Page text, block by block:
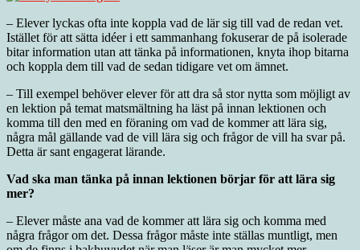
– Elever lyckas ofta inte koppla vad de lär sig till vad de redan vet.
Istället för att sätta idéer i ett sammanhang fokuserar de på isolerade
bitar information utan att tänka på informationen, knyta ihop bitarna
och koppla dem till vad de sedan tidigare vet om ämnet.
– Till exempel behöver elever för att dra så stor nytta som möjligt av
en lektion på temat matsmältning ha läst på innan lektionen och
komma till den med en föraning om vad de kommer att lära sig,
några mål gällande vad de vill lära sig och frågor de vill ha svar på.
Detta är sant engagerat lärande.
Vad ska man tänka på innan lektionen börjar för att lära sig
mer?
– Elever måste ana vad de kommer att lära sig och komma med
några frågor om det. Dessa frågor måste inte ställas muntligt, men